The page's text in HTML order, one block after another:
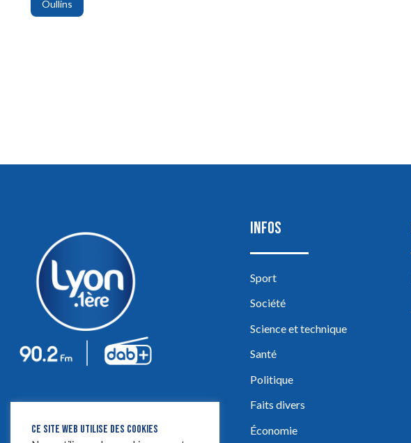
Oullins
INFOS
Sport
Société
Science et technique
Santé
Politique
Faits divers
Économie
CE SITE WEB UTILISE DES COOKIES